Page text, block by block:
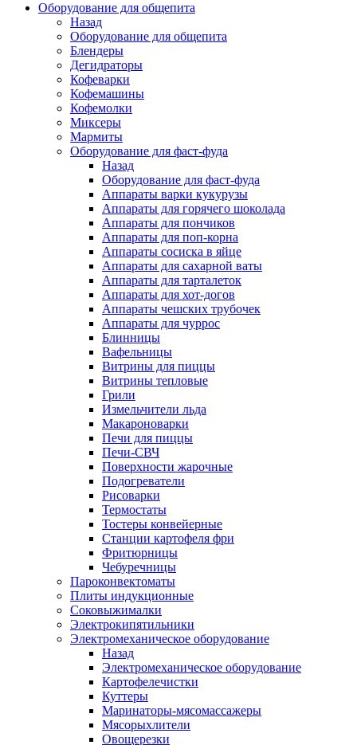
Оборудование для общепита
Назад
Оборудование для общепита
Блендеры
Дегидраторы
Кофеварки
Кофемашины
Кофемолки
Миксеры
Мармиты
Оборудование для фаст-фуда
Назад
Оборудование для фаст-фуда
Аппараты варки кукурузы
Аппараты для горячего шоколада
Аппараты для пончиков
Аппараты для поп-корна
Аппараты сосиска в яйце
Аппараты для сахарной ваты
Аппараты для тарталеток
Аппараты для хот-догов
Аппараты чешских трубочек
Аппараты для чуррос
Блинницы
Вафельницы
Витрины для пиццы
Витрины тепловые
Грили
Измельчители льда
Макароноварки
Печи для пиццы
Печи-СВЧ
Поверхности жарочные
Подогреватели
Рисоварки
Термостаты
Тостеры конвейерные
Станции картофеля фри
Фритюрницы
Чебуречницы
Пароконвектоматы
Плиты индукционные
Соковыжималки
Электрокипятильники
Электромеханическое оборудование
Назад
Электромеханическое оборудование
Картофелечистки
Куттеры
Маринаторы-мясомассажеры
Мясорыхлители
Овощерезки